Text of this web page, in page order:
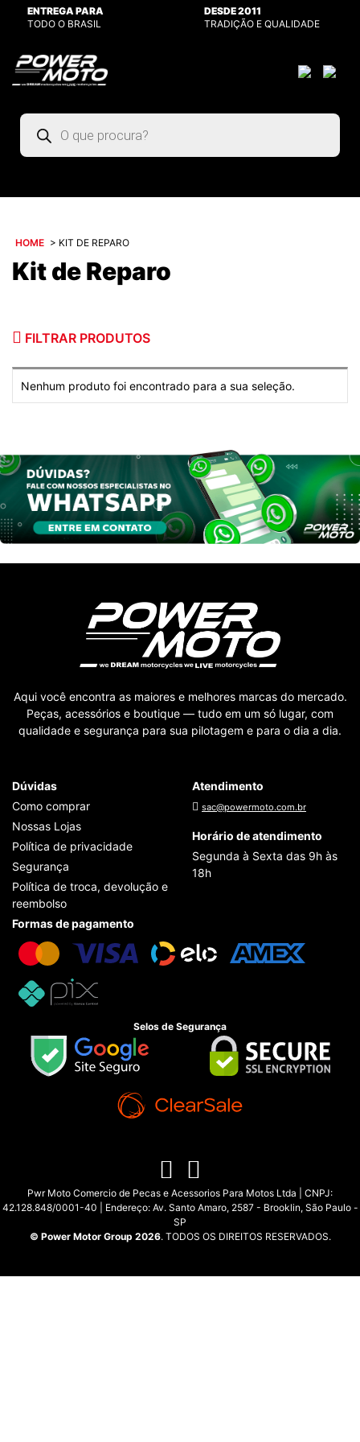
ENTREGA PARA
TODO O BRASIL
DESDE 2011
TRADIÇÃO E QUALIDADE
Pesquisar
produtos
HOME > KIT DE REPARO
Kit de Reparo
FILTRAR PRODUTOS
Nenhum produto foi encontrado para a sua seleção.
Aqui você encontra as maiores e melhores marcas do mercado.
Peças, acessórios e boutique — tudo em um só lugar, com
qualidade e segurança para sua pilotagem e para o dia a dia.
Dúvidas
Como comprar
Nossas Lojas
Política de privacidade
Segurança
Política de troca, devolução e
reembolso
Atendimento
sac@powermoto.com.br
Horário de atendimento
Segunda à Sexta das 9h às
18h
Formas de pagamento
Selos de Segurança
Pwr Moto Comercio de Pecas e Acessorios Para Motos Ltda | CNPJ:
42.128.848/0001-40 | Endereço: Av. Santo Amaro, 2587 - Brooklin, São Paulo -
SP
© Power Motor Group 2026. TODOS OS DIREITOS RESERVADOS.